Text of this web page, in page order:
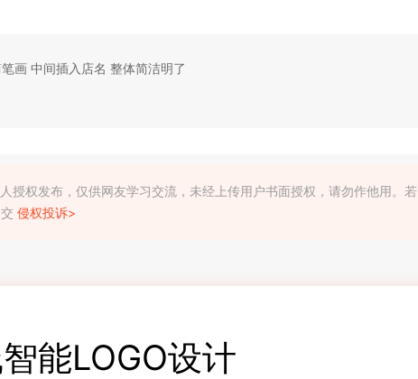
画 中间插入店名 整体简洁明了
授权发布，仅供网友学习交流，未经上传用户书面授权，请勿作他用。若
侵权投诉>
能LOGO设计